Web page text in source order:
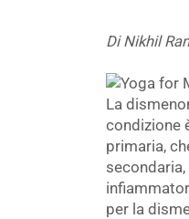
Di Nikhil
La
condizione
primaria,
per la